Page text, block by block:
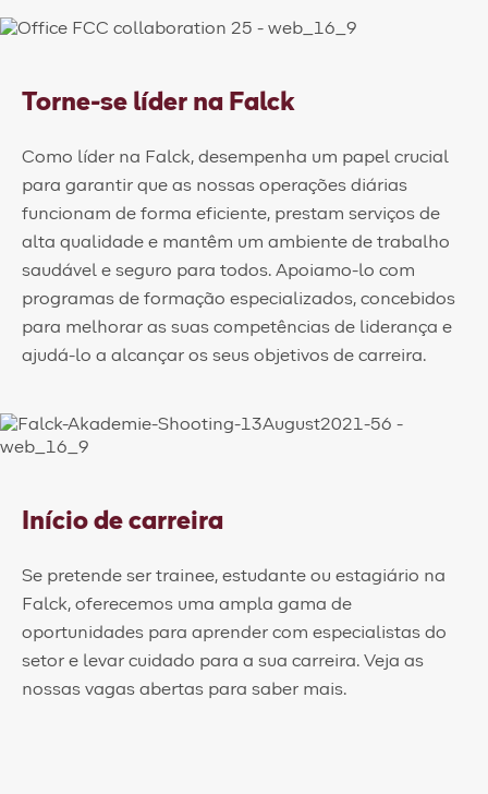
Torne-se líder na Falck
Como líder na Falck, desempenha um papel crucial
para garantir que as nossas operações diárias
funcionam de forma eficiente, prestam serviços de
alta qualidade e mantêm um ambiente de trabalho
saudável e seguro para todos. Apoiamo-lo com
programas de formação especializados, concebidos
para melhorar as suas competências de liderança e
ajudá-lo a alcançar os seus objetivos de carreira.
Início de carreira
Se pretende ser trainee, estudante ou estagiário na
Falck, oferecemos uma ampla gama de
oportunidades para aprender com especialistas do
setor e levar cuidado para a sua carreira. Veja as
nossas vagas abertas para saber mais.